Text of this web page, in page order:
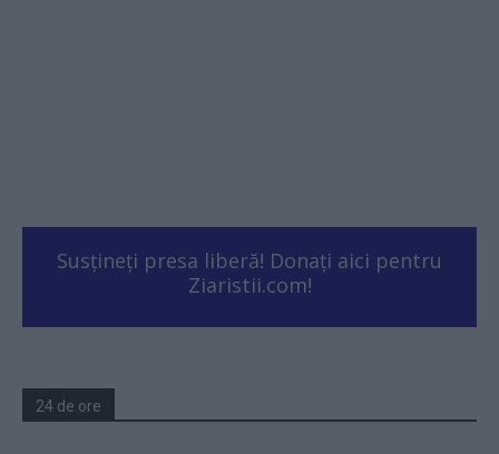
Susțineți presa liberă! Donați aici pentru
Ziaristii.com!
24 de ore